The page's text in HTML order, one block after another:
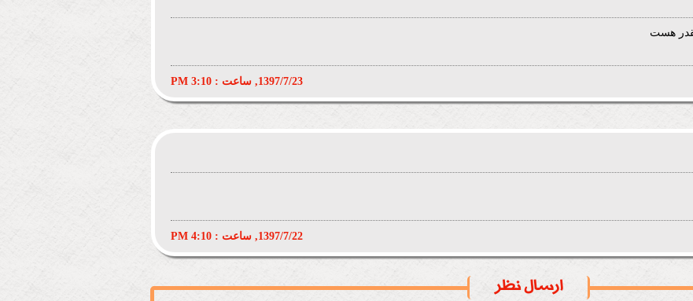
هست
1397/7/23, ساعت : 3:10 PM
1397/7/22, ساعت : 4:10 PM
ارسال نظر